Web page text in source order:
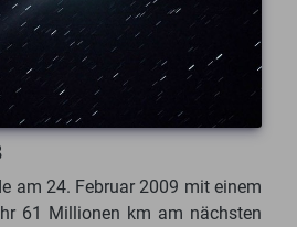
am 24. Februar 2009 mit einem
61 Millionen km am nächsten